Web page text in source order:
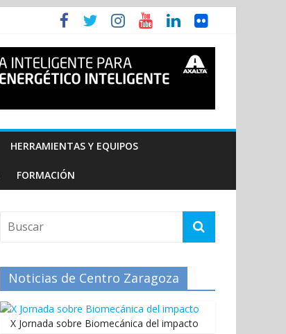
HERRAMIENTAS Y EQUIPOS
FORMACIÓN
Noticias de Centro Zaragoza
X Jornada sobre Biomecánica del impacto